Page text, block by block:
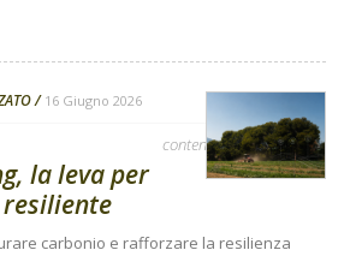
16 Giugno 2026
contenuto sponsorizzato
la leva per
carbonio e rafforzare la resilienza